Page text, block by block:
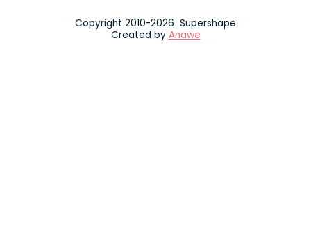
Copyright 2010-2026 Supershape
Created by Anawe